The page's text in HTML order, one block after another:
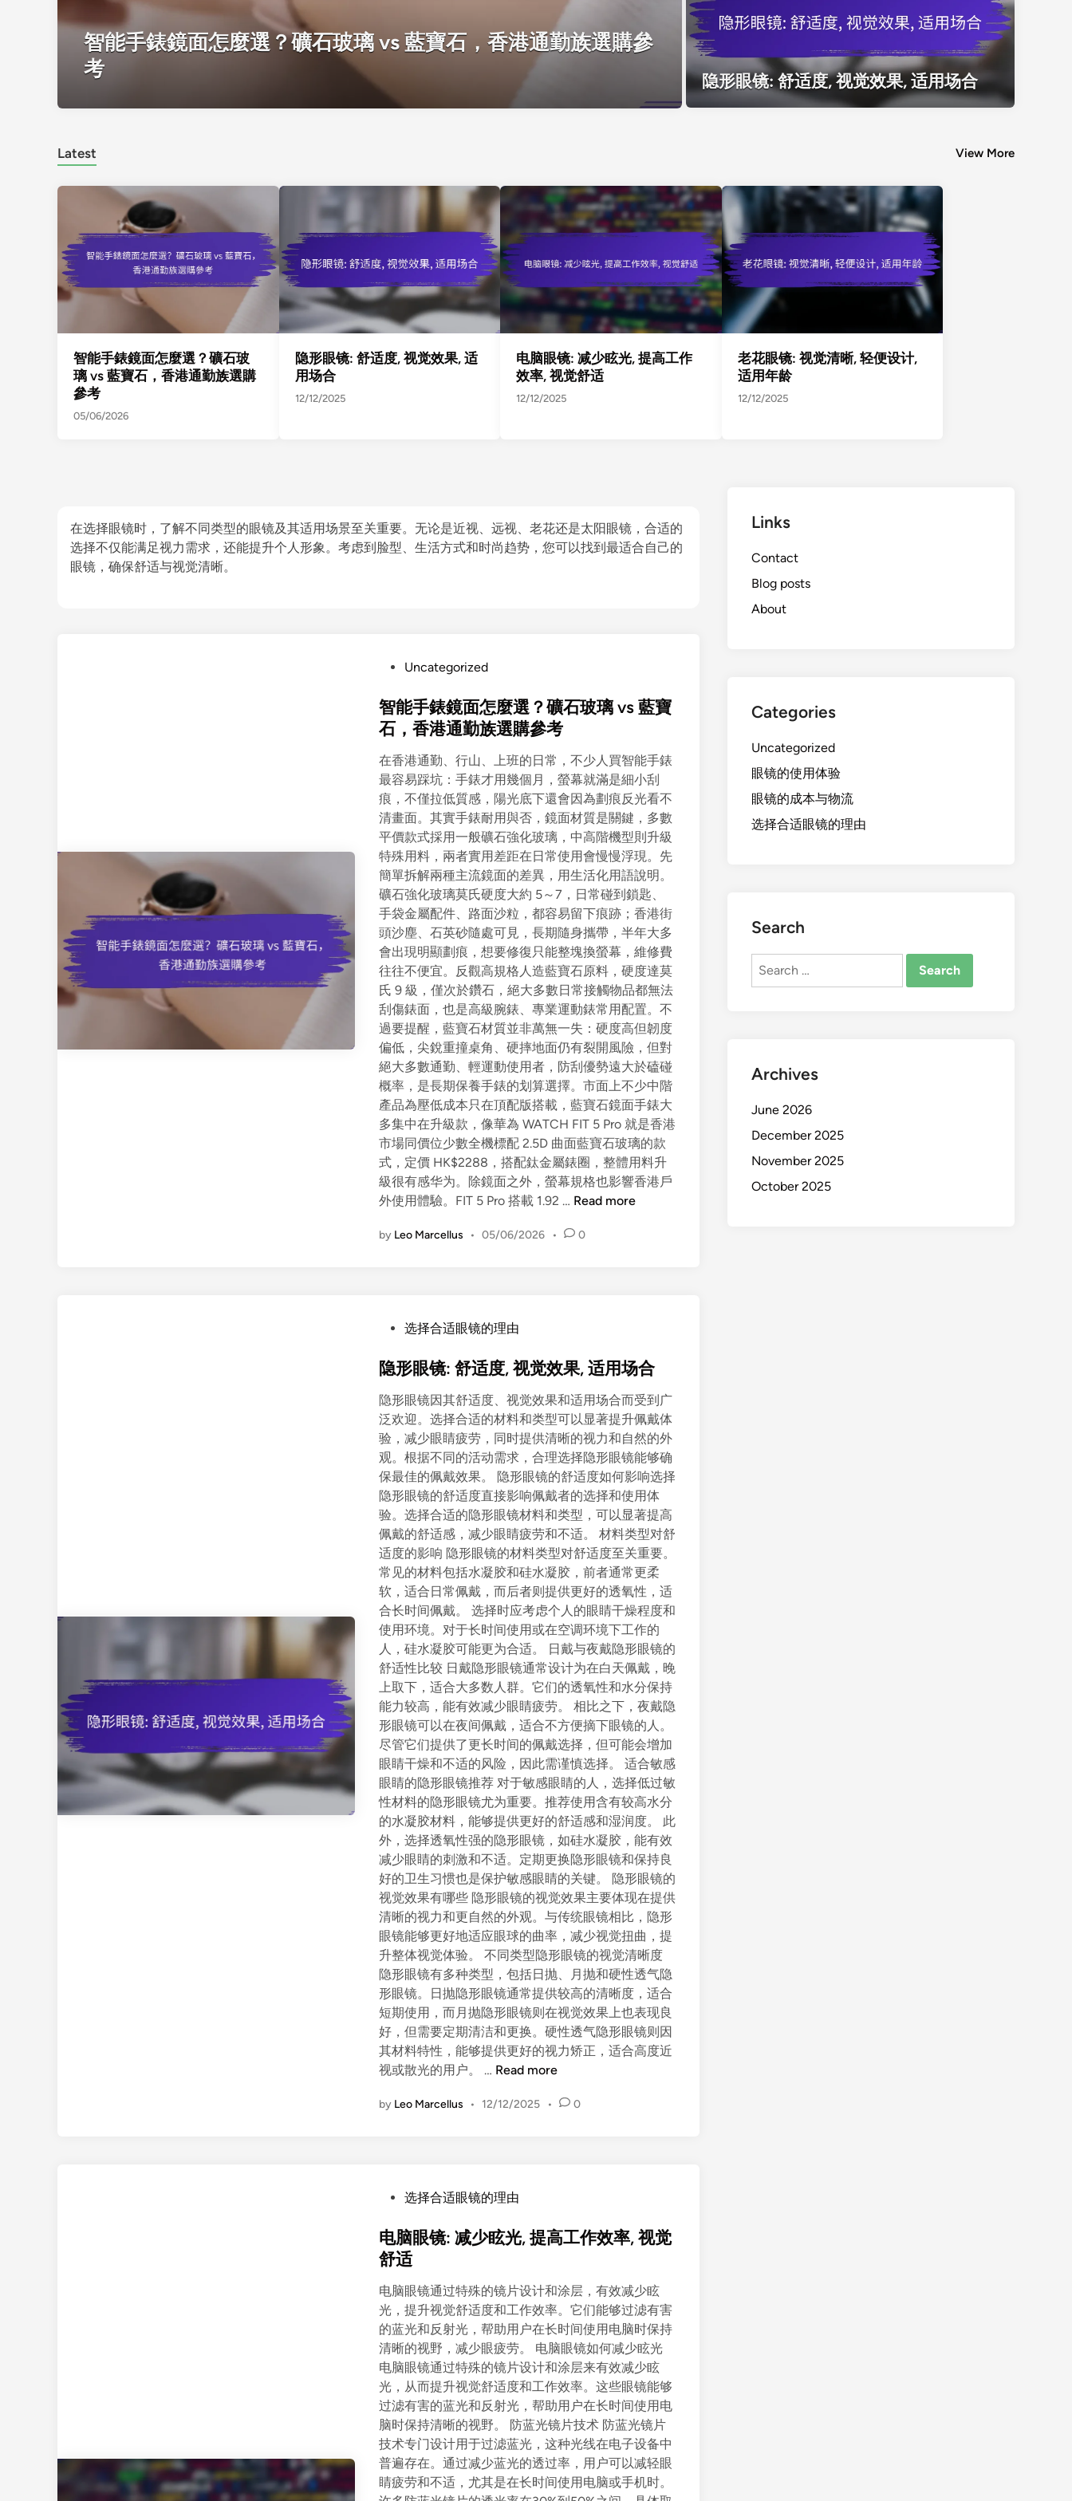
智能手錶鏡面怎麼選？礦石玻璃 vs 藍寶石，香港通勤族選購參
考
隐形眼镜: 舒适度, 视觉效果, 适用场合
隐形眼镜: 舒适度, 视觉效果, 适用场合
Latest
智能手錶鏡面怎麼選？礦石玻
璃 vs 藍寶石，香港通勤族選購
參考
05/06/2026
隐形眼镜: 舒适度, 视觉效果, 适
用场合
12/12/2025
电脑眼镜: 减少眩光, 提高工作
效率, 视觉舒适
12/12/2025
老花眼镜: 视觉清晰, 轻便设计,
适用年龄
12/12/2025
View More
在选择眼镜时，了解不同类型的眼镜及其适用场景至关重要。无论是近视、远视、老花还是太阳眼镜，合适的
选择不仅能满足视力需求，还能提升个人形象。考虑到脸型、生活方式和时尚趋势，您可以找到最适合自己的
眼镜，确保舒适与视觉清晰。
s
t
d
i
n
Uncategorized
智能手錶鏡面怎麼選？礦石玻璃 vs 藍寶
石，香港通勤族選購參考
在香港通勤、行山、上班的日常，不少人買智能手錶
最容易踩坑：手錶才用幾個月，螢幕就滿是細小刮
痕，不僅拉低質感，陽光底下還會因為劃痕反光看不
清畫面。其實手錶耐用與否，鏡面材質是關鍵，多數
平價款式採用一般礦石強化玻璃，中高階機型則升級
特殊用料，兩者實用差距在日常使用會慢慢浮現。先
簡單拆解兩種主流鏡面的差異，用生活化用語說明。
礦石強化玻璃莫氏硬度大約 5～7，日常碰到鎖匙、
手袋金屬配件、路面沙粒，都容易留下痕跡；香港街
頭沙塵、石英砂隨處可見，長期隨身攜帶，半年大多
會出現明顯劃痕，想要修復只能整塊換螢幕，維修費
往往不便宜。反觀高規格人造藍寶石原料，硬度達莫
氏 9 級，僅次於鑽石，絕大多數日常接觸物品都無法
刮傷錶面，也是高級腕錶、專業運動錶常用配置。不
過要提醒，藍寶石材質並非萬無一失：硬度高但韌度
偏低，尖銳重撞桌角、硬摔地面仍有裂開風險，但對
絕大多數通勤、輕運動使用者，防刮優勢遠大於磕碰
概率，是長期保養手錶的划算選擇。市面上不少中階
產品為壓低成本只在頂配版搭載，藍寶石鏡面手錶大
多集中在升級款，像華為 WATCH FIT 5 Pro 就是香港
市場同價位少數全機標配 2.5D 曲面藍寶石玻璃的款
式，定價 HK$2288，搭配鈦金屬錶圈，整體用料升
級很有感华为。除鏡面之外，螢幕規格也影響香港戶
外使用體驗。FIT 5 Pro 搭載 1.92 … 智
手
？
礦
石
玻
璃
v
s
藍
寶
石
，
香
港
通
勤
族
選
購
參
考
Read more
by Leo Marcellus • 05/06/2026 • 0
s
e
d
i
n
选择合适眼镜的理由
隐形眼镜: 舒适度, 视觉效果, 适用场合
隐形眼镜因其舒适度、视觉效果和适用场合而受到广
泛欢迎。选择合适的材料和类型可以显著提升佩戴体
验，减少眼睛疲劳，同时提供清晰的视力和自然的外
观。根据不同的活动需求，合理选择隐形眼镜能够确
保最佳的佩戴效果。 隐形眼镜的舒适度如何影响选择
隐形眼镜的舒适度直接影响佩戴者的选择和使用体
验。选择合适的隐形眼镜材料和类型，可以显著提高
佩戴的舒适感，减少眼睛疲劳和不适。 材料类型对舒
适度的影响 隐形眼镜的材料类型对舒适度至关重要。
常见的材料包括水凝胶和硅水凝胶，前者通常更柔
软，适合日常佩戴，而后者则提供更好的透氧性，适
合长时间佩戴。 选择时应考虑个人的眼睛干燥程度和
使用环境。对于长时间使用或在空调环境下工作的
人，硅水凝胶可能更为合适。 日戴与夜戴隐形眼镜的
舒适性比较 日戴隐形眼镜通常设计为在白天佩戴，晚
上取下，适合大多数人群。它们的透氧性和水分保持
能力较高，能有效减少眼睛疲劳。 相比之下，夜戴隐
形眼镜可以在夜间佩戴，适合不方便摘下眼镜的人。
尽管它们提供了更长时间的佩戴选择，但可能会增加
眼睛干燥和不适的风险，因此需谨慎选择。 适合敏感
眼睛的隐形眼镜推荐 对于敏感眼睛的人，选择低过敏
性材料的隐形眼镜尤为重要。推荐使用含有较高水分
的水凝胶材料，能够提供更好的舒适感和湿润度。 此
外，选择透氧性强的隐形眼镜，如硅水凝胶，能有效
减少眼睛的刺激和不适。定期更换隐形眼镜和保持良
好的卫生习惯也是保护敏感眼睛的关键。 隐形眼镜的
视觉效果有哪些 隐形眼镜的视觉效果主要体现在提供
清晰的视力和更自然的外观。与传统眼镜相比，隐形
眼镜能够更好地适应眼球的曲率，减少视觉扭曲，提
升整体视觉体验。 不同类型隐形眼镜的视觉清晰度
隐形眼镜有多种类型，包括日抛、月抛和硬性透气隐
形眼镜。日抛隐形眼镜通常提供较高的清晰度，适合
短期使用，而月抛隐形眼镜则在视觉效果上也表现良
好，但需要定期清洁和更换。硬性透气隐形眼镜则因
其材料特性，能够提供更好的视力矫正，适合高度近
视或散光的用户。 … 隐
眼
度
视
果
,
适
用
场
合
Read more
by Leo Marcellus • 12/12/2025 • 0
s
t
d
i
n
选择合适眼镜的理由
电脑眼镜: 减少眩光, 提高工作效率, 视觉
舒适
电脑眼镜通过特殊的镜片设计和涂层，有效减少眩
光，提升视觉舒适度和工作效率。它们能够过滤有害
的蓝光和反射光，帮助用户在长时间使用电脑时保持
清晰的视野，减少眼疲劳。 电脑眼镜如何减少眩光
电脑眼镜通过特殊的镜片设计和涂层来有效减少眩
光，从而提升视觉舒适度和工作效率。这些眼镜能够
过滤有害的蓝光和反射光，帮助用户在长时间使用电
脑时保持清晰的视野。 防蓝光镜片技术 防蓝光镜片
技术专门设计用于过滤蓝光，这种光线在电子设备中
普遍存在。通过减少蓝光的透过率，用户可以减轻眼
睛疲劳和不适，尤其是在长时间使用电脑或手机时。
Links
Contact
Blog posts
About
Categories
Uncategorized
眼镜的使用体验
眼镜的成本与物流
选择合适眼镜的理由
Search
Search
Archives
June 2026
December 2025
November 2025
October 2025